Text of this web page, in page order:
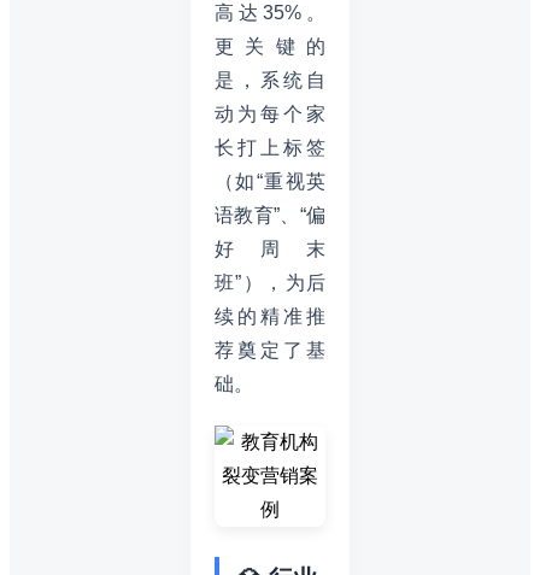
高达35%。
更关键的
是，系统自
动为每个家
长打上标签
（如“重视英
语教育”、“偏
好周末
班”），为后
续的精准推
荐奠定了基
础。